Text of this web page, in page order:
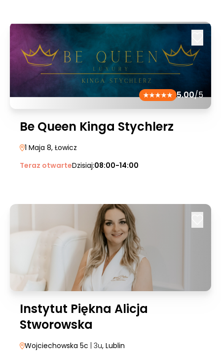
5.00/5
Be Queen Kinga Stychlerz
1 Maja 8, Łowicz
Teraz otwarteDzisiaj:08:00-14:00
Instytut Piękna Alicja
Stworowska
Wojciechowska 5c | 3u, Lublin